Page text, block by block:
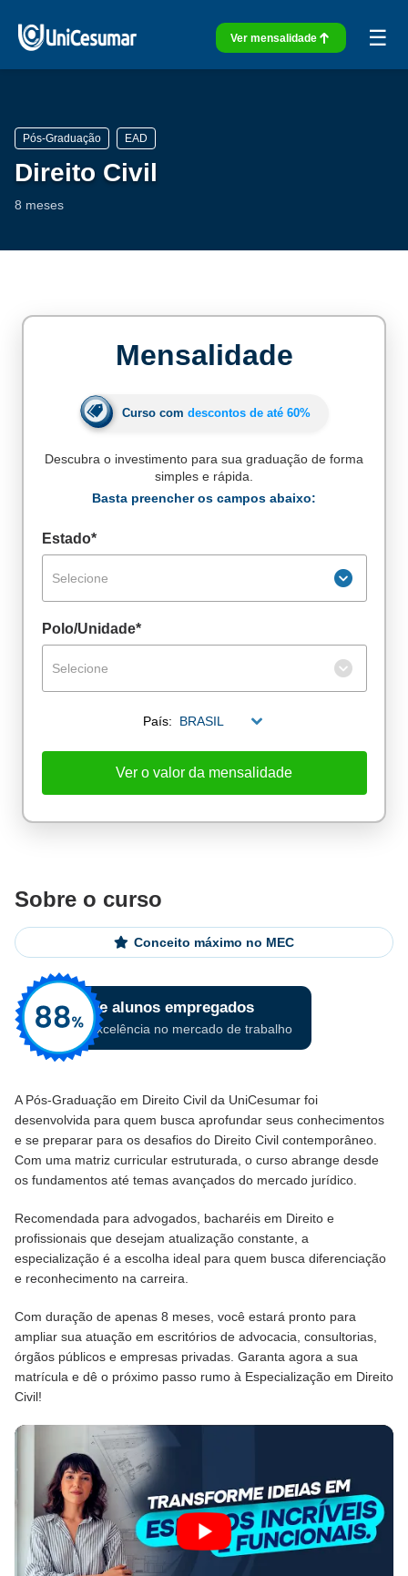
Ver mensalidade ☰
Pós-Graduação EAD
Direito Civil
8 meses
Sobre o curso
Conceito máximo no MEC
De alunos empregados
A Pós-Graduação em Direito Civil da UniCesumar foi
desenvolvida para quem busca aprofundar seus conhecimentos
e se preparar para os desafios do Direito Civil contemporâneo.
Com uma matriz curricular estruturada, o curso abrange desde
os fundamentos até temas avançados do mercado jurídico.
Recomendada para advogados, bacharéis em Direito e
profissionais que desejam atualização constante, a
especialização é a escolha ideal para quem busca diferenciação
e reconhecimento na carreira.
Com duração de apenas 8 meses, você estará pronto para
ampliar sua atuação em escritórios de advocacia, consultorias,
órgãos públicos e empresas privadas. Garanta agora a sua
matrícula e dê o próximo passo rumo à Especialização em Direito
Civil!
Mensalidade
Curso com descontos de até 60%
Descubra o investimento para sua graduação de forma
simples e rápida.
Basta preencher os campos abaixo:
Estado*
Selecione
Polo/Unidade*
Selecione
País: BRASIL
Ver o valor da mensalidade